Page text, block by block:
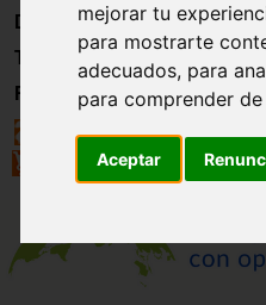
mejorar tu
para mostrarte
adecuados, para
para comprender
Aceptar
Directorio
Trabajo
Registro